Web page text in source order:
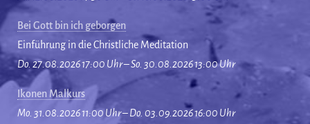
Bei Gott bin ich geborgen
Einführung in die Christliche Meditation
Do. 27.08.2026 17:00 Uhr – So. 30.08.2026 13:00 Uhr
Ikonen Malkurs
Mo. 31.08.2026 11:00 Uhr – Do. 03.09.2026 16:00 Uhr